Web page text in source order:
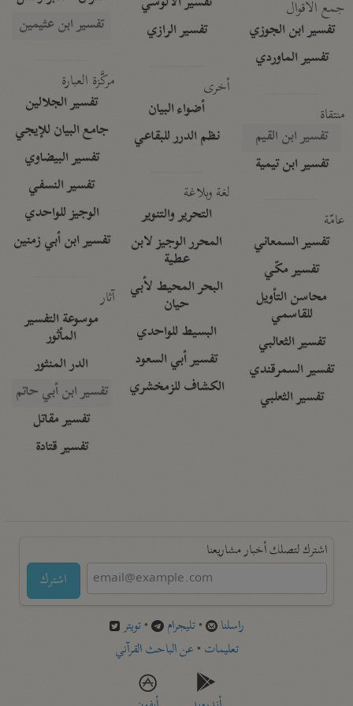
جمع الأقوال
تفسير ابن الجوزي
تفسير الماوردي
منتقاة
تفسير ابن القيم
تفسير ابن تيمية
عامّة
تفسير السمعاني
تفسير مكّي
محاسن التأويل
للقاسمي
تفسير الثعالبي
تفسير السمرقندي
تفسير الثعلبي
تفسير الرازي
أخرى
أضواء البيان
نظم الدرر للبقاعي
لغة وبلاغة
التحرير والتنوير
المحرر الوجيز لابن
عطية
البحر المحيط لأبي
حيان
البسيط للواحدي
تفسير أبي السعود
الكشاف للزمخشري
تفسير ابن عثيمين
مركَّزة العبارة
تفسير الجلالين
جامع البيان للإيجي
تفسير البيضاوي
تفسير النسفي
الوجيز للواحدي
تفسير ابن أبي زمنين
آثار
موسوعة التفسير
المأثور
الدر المنثور
تفسير ابن أبي حاتم
تفسير مقاتل
تفسير قتادة
اشترك لتصلك أخبار مشاريعنا
اشترك
راسلنا •تليجرام •تويتر
تعليمات •عن الباحث القرآني